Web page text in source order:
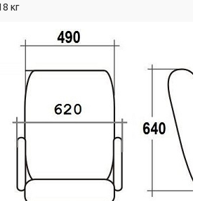
кг